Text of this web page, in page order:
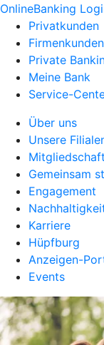
OnlineBanking
Privatkunden
Firmenkunden
Private
Meine Bank
Service-
Über uns
Unsere
Mitgliedschaft
Gemeinsam
Engagement
Karriere
Hüpfburg
Anzeigen-
Events